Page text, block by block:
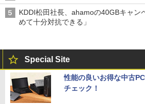
KDDI松田社長、ahamoの40GBキャン
めて十分対抗できる」
Special Site
性能の良いお得な中古
チェック！